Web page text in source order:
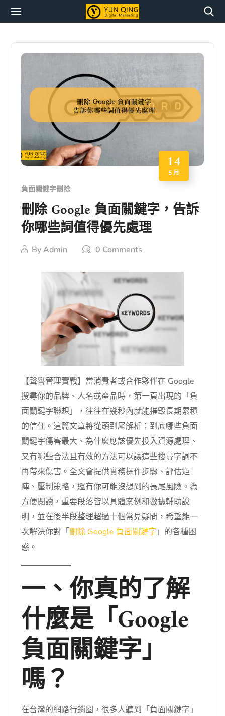
14
5 月
負面關鍵字刪除
刪除 Google 負面關鍵字，告訴
你哪些詞值得優先處理
ByAdmin 0 Comments
【聲譽管理實戰】當消費者或合作夥伴在 Google
搜尋你的品牌、人名或產品時，第一頁出現的「負
面關鍵字聯想」，往往在幾秒內就能摧毀長期累積
的信任。這篇文章將從頭到尾解析：到底哪些負面
關鍵字傷害最大、為什麼應該優先投入資源處理、
又有哪些合法且有效的方法可以讓這些搜尋字詞不
再帶來傷害。全文會提供實務操作步驟、評估矩
陣、壓制策略，還有你可能沒想到的長尾風險。為
方便閱讀，重要段落皆以具體案例和數據輔助說
明，並在後半段整理超過十個常見疑問，希望能一
次解決你對「刪除 Google 負面關鍵字 」的各種困
惑。
一、你真的了解
什麼是「Google
負面關鍵字」
嗎？
在台灣的網路行銷圈，很多人聽到「負面關鍵字」